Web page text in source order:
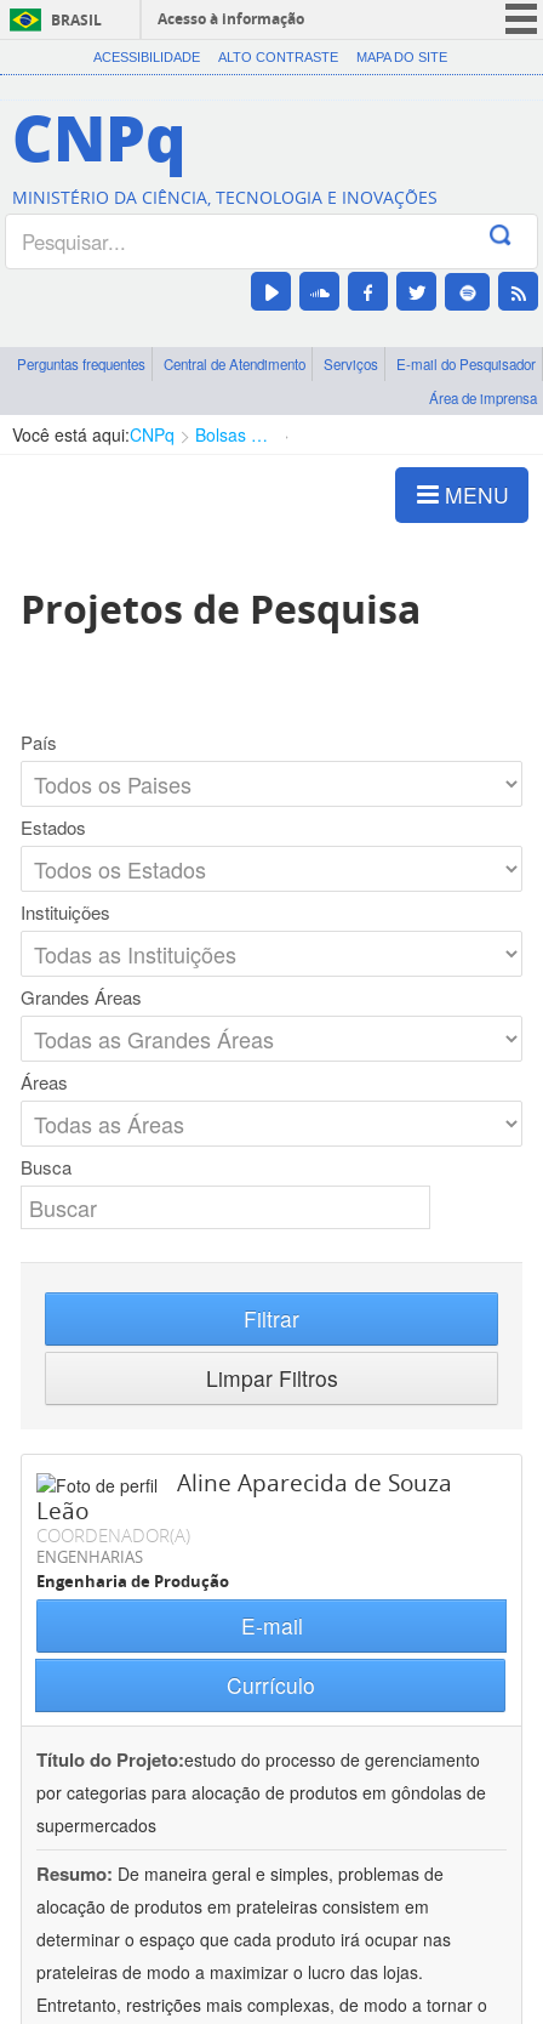
BRASIL
Acesso à informação
CORONAVÍRUS (COVID-19)
Canais
ACESSIBILIDADE ALTO CONTRASTE MAPA DO SITE
CNPq
MINISTÉRIO DA CIÊNCIA, TECNOLOGIA E INOVAÇÕES
Perguntas frequentes Central de Atendimento Serviços
E-mail do Pesquisador
Área de imprensa
Você está aqui:CNPq Bolsas e Auxílios Vigentes
MENU
Projetos de Pesquisa
País
Estados
Instituições
Grandes Áreas
Áreas
Busca
Filtrar
Limpar Filtros
Aline Aparecida de Souza
Leão
COORDENADOR(A)
ENGENHARIAS
Engenharia de Produção
E-mail
Currículo
Título do Projeto:estudo do processo de gerenciamento
por categorias para alocação de produtos em gôndolas de
supermercados
Resumo: De maneira geral e simples, problemas de
alocação de produtos em prateleiras consistem em
determinar o espaço que cada produto irá ocupar nas
prateleiras de modo a maximizar o lucro das lojas.
Entretanto, restrições mais complexas, de modo a tornar o